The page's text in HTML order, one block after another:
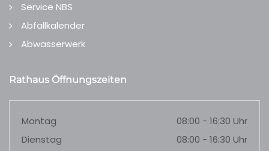
Service NBS
Abfallkalender
Abwasserwerk
Rathaus Öffnungszeiten
Montag
08:00 - 16:30 Uhr
Dienstag
08:00 - 16:30 Uhr